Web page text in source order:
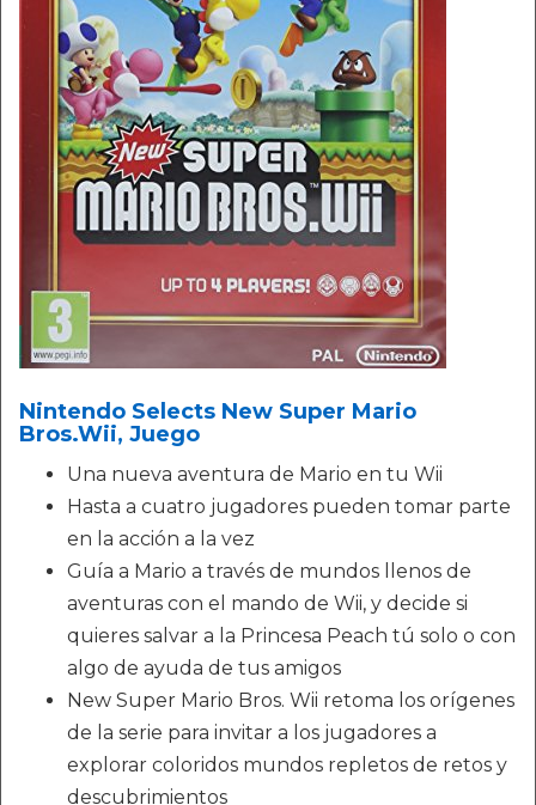
Nintendo Selects New Super Mario
Bros.Wii, Juego
Una nueva aventura de Mario en tu Wii
Hasta a cuatro jugadores pueden tomar parte
en la acción a la vez
Guía a Mario a través de mundos llenos de
aventuras con el mando de Wii, y decide si
quieres salvar a la Princesa Peach tú solo o con
algo de ayuda de tus amigos
New Super Mario Bros. Wii retoma los orígenes
de la serie para invitar a los jugadores a
explorar coloridos mundos repletos de retos y
descubrimientos